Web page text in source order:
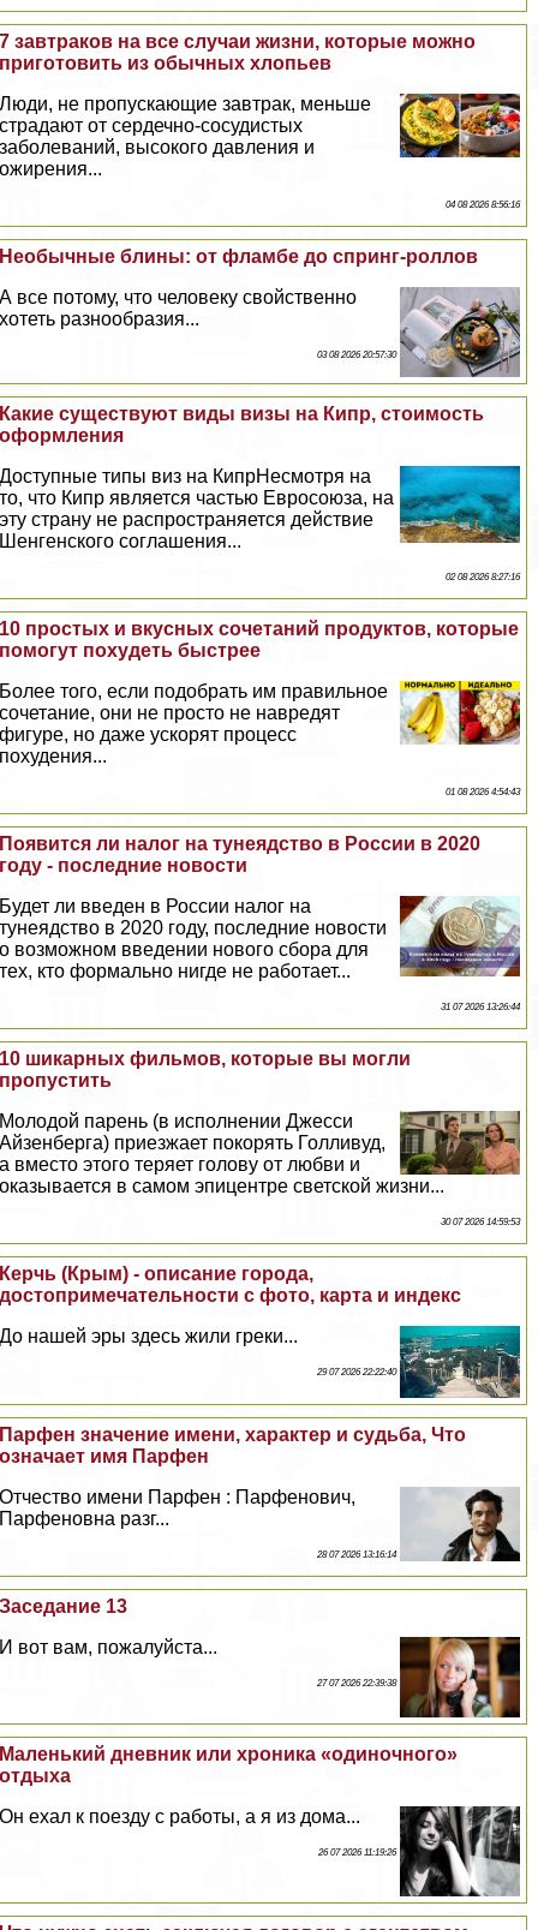
7 завтpaков на все случаи жизни, которые можно
приготовить из обычных хлопьев
Люди, не пропускающие завтpaк, меньше
страдают от сердечно-сосудистых
заболеваний, высокого давления и
ожирения...
04 08 2026 8:56:16
Необычные блины: от фламбе до спринг-роллов
А все потому, что человеку свойственно
хотеть разнообразия...
03 08 2026 20:57:30
Какие существуют виды визы на Кипр, стоимость
оформления
Доступные типы виз на КипрНесмотря на
то, что Кипр является частью Евросоюза, на
эту страну не распространяется действие
Шенгенского соглашения...
02 08 2026 8:27:16
10 простых и вкусных сочетаний продуктов, которые
помогут похудеть быстрее
Более того, если подобрать им правильное
сочетание, они не просто не навредят
фигуре, но даже ускорят процесс
похудения...
01 08 2026 4:54:43
Появится ли налог на тунеядство в России в 2020
году - последние новости
Будет ли введен в России налог на
тунеядство в 2020 году, последние новости
о возможном введении нового сбора для
тех, кто формально нигде не работает...
31 07 2026 13:26:44
10 шикарных фильмов, которые вы могли
пропустить
Молодой парень (в исполнении Джесси
Айзенберга) приезжает покорять Голливуд,
а вместо этого теряет голову от любви и
оказывается в самом эпицентре светской жизни...
30 07 2026 14:59:53
Керчь (Крым) - описание города,
достопримечательности с фото, карта и индекс
До нашей эры здесь жили греки...
29 07 2026 22:22:40
Парфен значение имени, хаpaктер и судьба, Что
означает имя Парфен
Отчество имени Парфен : Парфенович,
Парфеновна разг...
28 07 2026 13:16:14
Заседание 13
И вот вам, пожалуйста...
27 07 2026 22:39:38
Маленький дневник или хроника «одиночного»
отдыха
Он ехал к поезду с работы, а я из дома...
26 07 2026 11:19:26